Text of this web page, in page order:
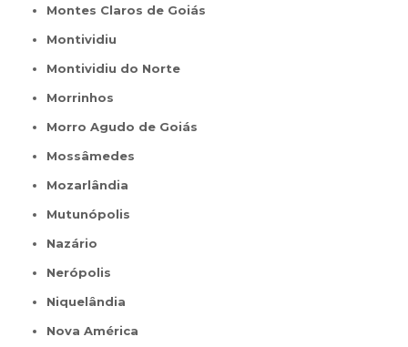
Montes Claros de Goiás
Montividiu
Montividiu do Norte
Morrinhos
Morro Agudo de Goiás
Mossâmedes
Mozarlândia
Mutunópolis
Nazário
Nerópolis
Niquelândia
Nova América